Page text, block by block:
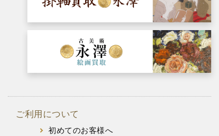
ご利用について
初めてのお客様へ